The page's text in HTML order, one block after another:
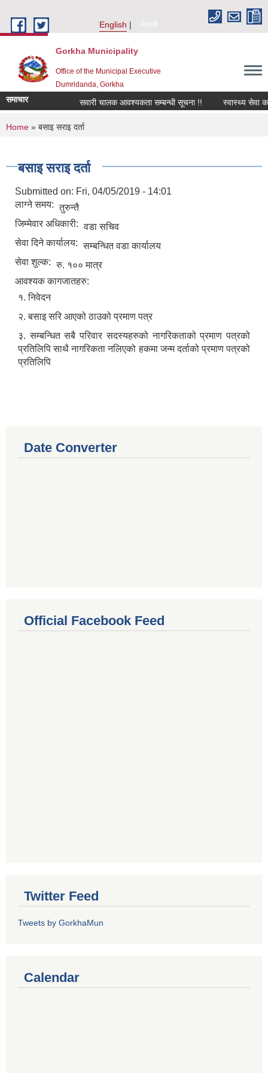
English
नेपाली
Gorkha Municipality
Office of the Municipal Executive
Dumridanda, Gorkha
समाचार सवारी चालक आवश्यकता सम्बन्धी सूचना !! स्वास्थ्य सेवा
You are here
Home » बसाइ सराइ दर्ता
बसाइ सराइ दर्ता
Submitted on: Fri, 04/05/2019 - 14:01
लाग्ने समय: तुरुन्तै
जिम्मेवार अधिकारी: वडा सचिव
सेवा दिने कार्यालय: सम्बन्धित वडा कार्यालय
सेवा शुल्क: रु. १०० मात्र
आवश्यक कागजातहरु:
१. निवेदन
२. बसाइ सरि आएको ठाउको प्रमाण पत्र
३. सम्बन्धित सबै परिवार सदस्यहरुको नागरिकताको प्रमाण पत्रको
प्रतिलिपि साथै नागरिकता नलिएको हकमा जन्म दर्ताको प्रमाण पत्रको
प्रतिलिपि
Date Converter
Official Facebook Feed
Twitter Feed
Tweets by GorkhaMun
Calendar